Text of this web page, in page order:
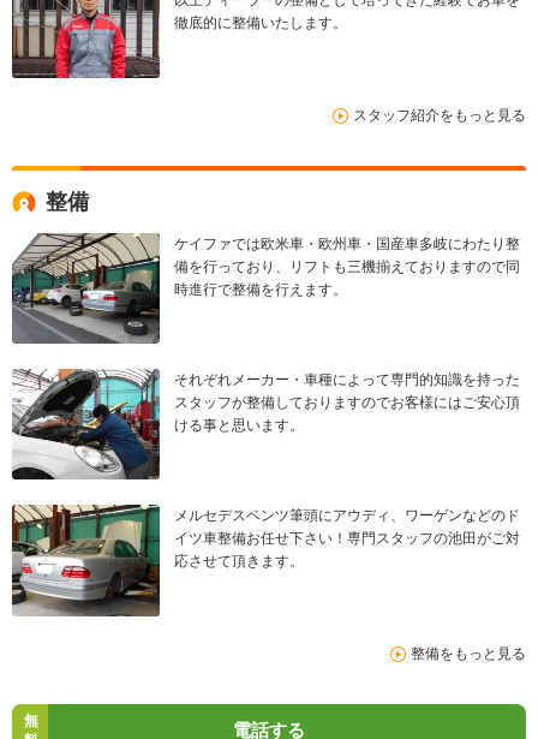
徹底的に整備いたします。
スタッフ紹介をもっと見る
整備
ケイファでは欧米車・欧州車・国産車多岐にわたり整
備を行っており、リフトも三機揃えておりますので同
時進行で整備を行えます。
それぞれメーカー・車種によって専門的知識を持った
スタッフが整備しておりますのでお客様にはご安心頂
ける事と思います。
メルセデスベンツ筆頭にアウディ、ワーゲンなどのド
イツ車整備お任せ下さい！専門スタッフの池田がご対
応させて頂きます。
整備をもっと見る
無
電話する